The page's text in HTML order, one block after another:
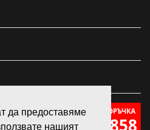
да предоставяме
нашият